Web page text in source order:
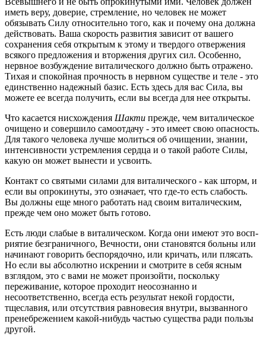
иметь веру, доверие, стремление, но человек не может
обязывать Силу относитель­но того, как и почему она должна
действовать. Ваша скорость развития зависит от вашего
сохранения себя открытым к этому и твердого отвержения
всякого предложения и вторжения других сил. Особенно,
нерв­ное возбуждение виталического должно быть отражено.
Тихая и спокойная прочность в нервном существе и теле - это
единственно надежный базис. Есть здесь для вас Сила, вы
можете ее всегда пол­учить, если вы всегда для нее открыты.
Что касается нисхождения Шакти прежде, чем виталическое
очищено и совершило самоотдачу - это имеет свою опасность.
Для такого человека лучше молиться об очищении, знании,
интенсивности устремления сердца и о такой работе Силы,
какую он может вынести и усвоить.
Контакт со святыми силами для виталического - как шторм, и
если вы опрокинуты, это означает, что где-то есть слабость.
Вы должны еще много работать над своим виталическим,
прежде чем оно может быть готово.
Есть люди слабые в виталическом. Когда они имеют это восп­
риятие безграничного, Вечности, они становятся больны или
начинают говорить беспорядочно, или кричать, или плясать.
Но если вы абсолют­но искрении и смотрите в себя ясным
взглядом, это с вами не может произойти, поскольку
переживание, которое проходит неосознанно и
несоответственно, всегда есть результат некой гордости,
тщеславия, или отсутствия равновесия внутри, вызванного
пренебрежением ка­кой-нибудь частью существа ради пользы
другой.